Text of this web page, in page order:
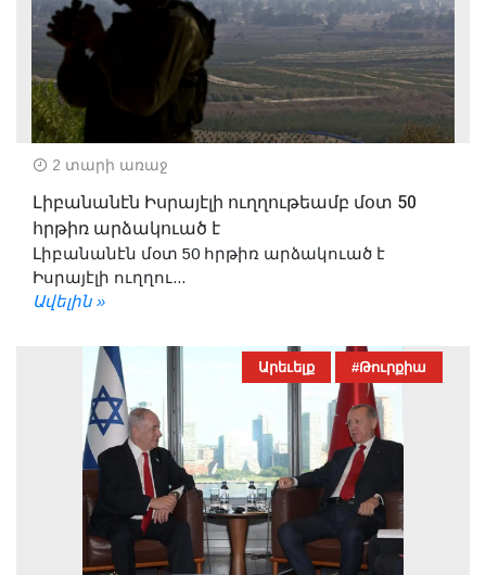
2 տարի առաջ
Լիբանանէն Իսրայէլի ուղղութեամբ մօտ 50
հրթիռ արձակուած է
Լիբանանէն մօտ 50 հրթիռ արձակուած է
Իսրայէլի ուղղու...
Ավելին »
Արեւելք #Թուրքիա